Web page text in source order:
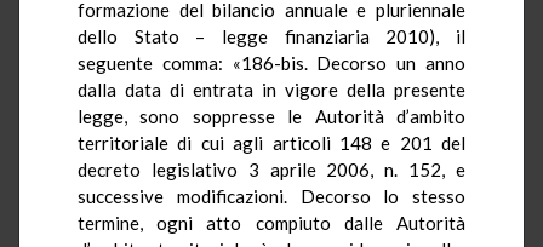
formazione del bilancio annuale e pluriennale
dello Stato – legge finanziaria 2010), il
seguente comma: «186-bis. Decorso un anno
dalla data di entrata in vigore della presente
legge, sono soppresse le Autorità d’ambito
territoriale di cui agli articoli 148 e 201 del
decreto legislativo 3 aprile 2006, n. 152, e
successive modificazioni. Decorso lo stesso
termine, ogni atto compiuto dalle Autorità